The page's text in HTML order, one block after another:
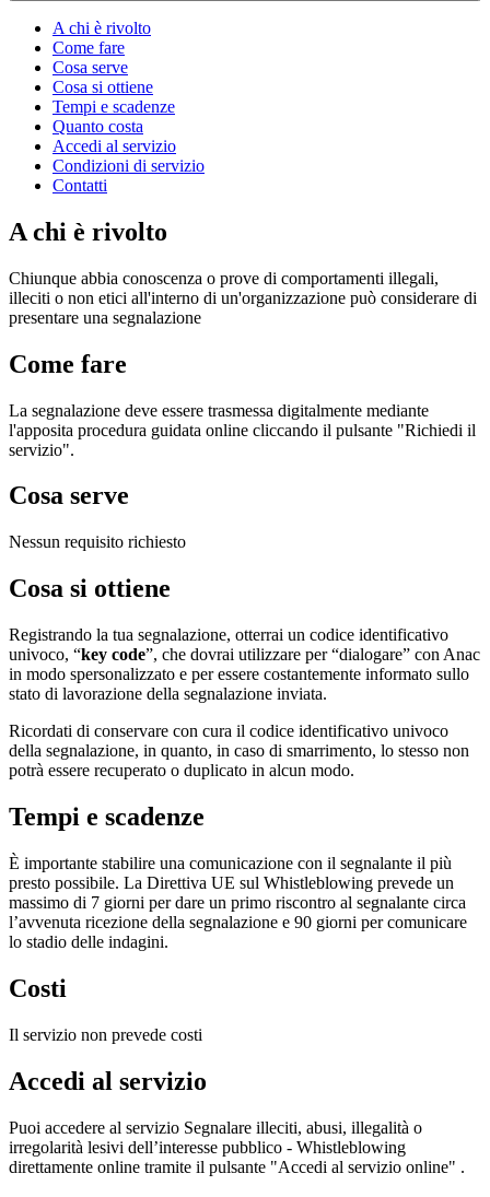
A chi è rivolto
Come fare
Cosa serve
Cosa si ottiene
Tempi e scadenze
Quanto costa
Accedi al servizio
Condizioni di servizio
Contatti
A chi è rivolto
Chiunque abbia conoscenza o prove di comportamenti illegali,
illeciti o non etici all'interno di un'organizzazione può considerare di
presentare una segnalazione
Come fare
La segnalazione deve essere trasmessa digitalmente mediante
l'apposita procedura guidata online cliccando il pulsante "Richiedi il
servizio".
Cosa serve
Nessun requisito richiesto
Cosa si ottiene
Registrando la tua segnalazione, otterrai un codice identificativo
univoco, “key code”, che dovrai utilizzare per “dialogare” con Anac
in modo spersonalizzato e per essere costantemente informato sullo
stato di lavorazione della segnalazione inviata.
Ricordati di conservare con cura il codice identificativo univoco
della segnalazione, in quanto, in caso di smarrimento, lo stesso non
potrà essere recuperato o duplicato in alcun modo.
Tempi e scadenze
È importante stabilire una comunicazione con il segnalante il più
presto possibile. La Direttiva UE sul Whistleblowing prevede un
massimo di 7 giorni per dare un primo riscontro al segnalante circa
l’avvenuta ricezione della segnalazione e 90 giorni per comunicare
lo stadio delle indagini.
Costi
Il servizio non prevede costi
Accedi al servizio
Puoi accedere al servizio Segnalare illeciti, abusi, illegalità o
irregolarità lesivi dell’interesse pubblico - Whistleblowing
direttamente online tramite il pulsante "Accedi al servizio online" .